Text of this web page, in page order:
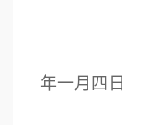
年一月 四 日